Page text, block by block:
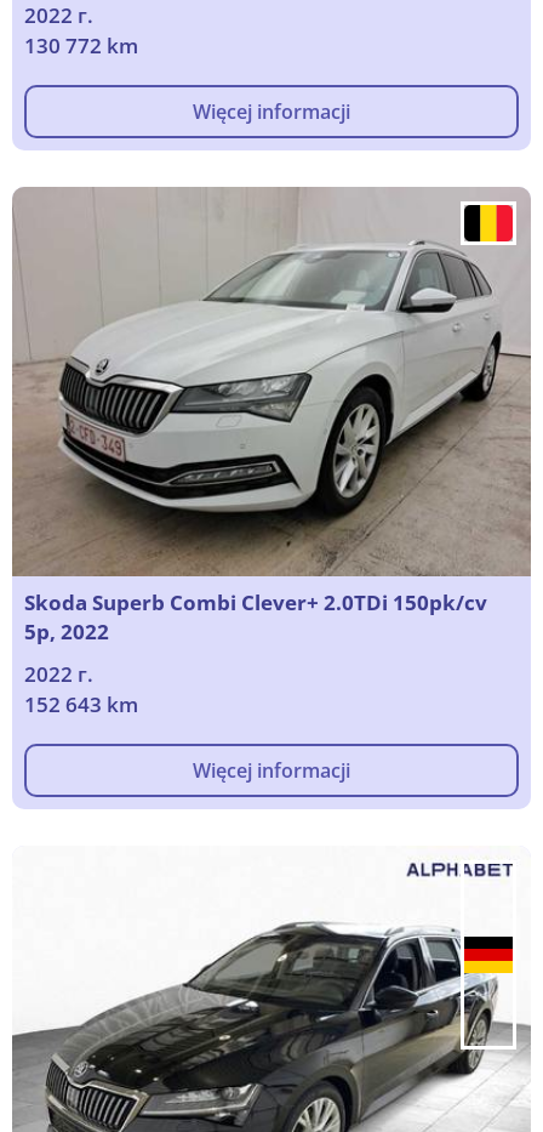
2022 г.
130 772 km
Więcej informacji
Skoda Superb Combi Clever+ 2.0TDi 150pk/cv
5p, 2022
2022 г.
152 643 km
Więcej informacji